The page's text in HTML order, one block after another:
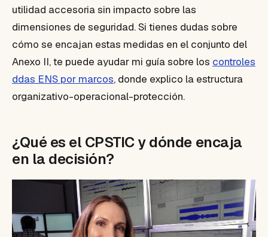
utilidad accesoria sin impacto sobre las
dimensiones de seguridad. Si tienes dudas sobre
cómo se encajan estas medidas en el conjunto del
Anexo II, te puede ayudar mi guía sobre los controles
ddas ENS por marcos, donde explico la estructura
organizativo-operacional-protección.
¿Qué es el CPSTIC y dónde encaja
en la decisión?